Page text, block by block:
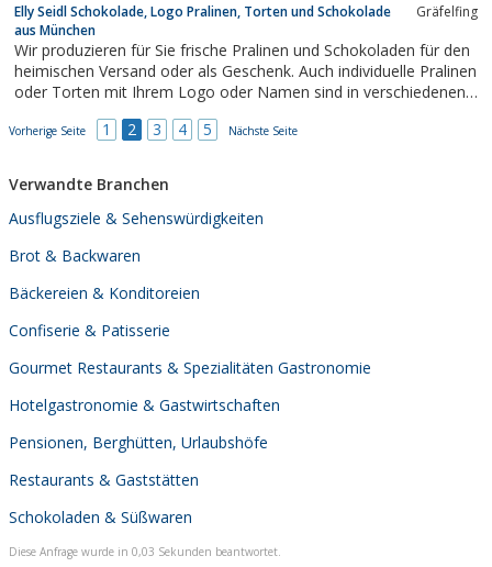
frisch ab Bestellung.
Elly Seidl Schokolade, Logo Pralinen, Torten und Schokolade
aus München
Gräfelfing
Wir produzieren für Sie frische Pralinen und Schokoladen für den
heimischen Versand oder als Geschenk. Auch individuelle Pralinen
oder Torten mit Ihrem Logo oder Namen sind in verschiedenen
Vorherige Seite 1 2 3 4 5 Nächste Seite
Verwandte Branchen
Ausflugsziele & Sehenswürdigkeiten
Brot & Backwaren
Bäckereien & Konditoreien
Confiserie & Patisserie
Gourmet Restaurants & Spezialitäten Gastronomie
Hotelgastronomie & Gastwirtschaften
Pensionen, Berghütten, Urlaubshöfe
Restaurants & Gaststätten
Schokoladen & Süßwaren
Diese Anfrage wurde in 0,03 Sekunden beantwortet.